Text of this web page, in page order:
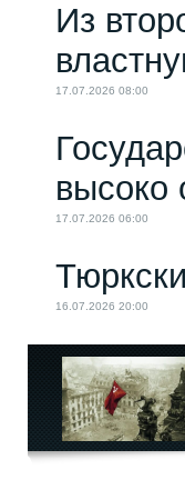
Из
17.07.2026 08:00
высоко
17.07.2026 06:00
16.07.2026 20:00